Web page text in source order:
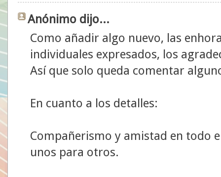
Anónimo dijo...
Como añadir algo nuevo, las
individuales expresados, los
Así que solo queda comentar
En cuanto a los detalles:
Compañerismo y amistad en todo
unos para otros.